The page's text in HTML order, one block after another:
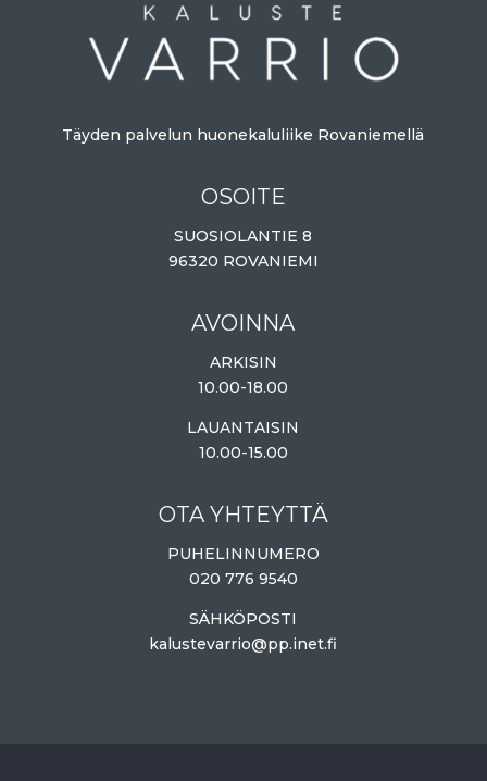
Täyden palvelun huonekaluliike Rovaniemellä
OSOITE
SUOSIOLANTIE 8
96320 ROVANIEMI
AVOINNA
ARKISIN
10.00-18.00
LAUANTAISIN
10.00-15.00
OTA YHTEYTTÄ
PUHELINNUMERO
020 776 9540
SÄHKÖPOSTI
kalustevarrio@pp.inet.fi